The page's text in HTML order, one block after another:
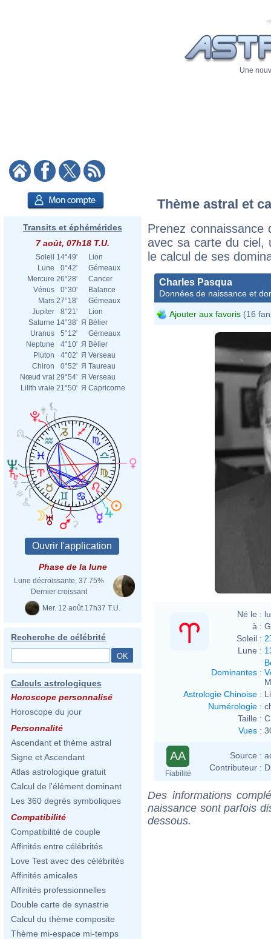
Une
Transits et éphémérides
7 août, 07h18 T.U.
Soleil 14°49'
Lion
Lune
0°42'
Gémeaux
Mercure 26°28'
Cancer
Vénus
0°30'
Balance
Mars 27°18'
Gémeaux
Jupiter
8°21'
Lion
Saturne 14°38' Я Bélier
Uranus
5°12'
Gémeaux
Neptune
4°10' Я Bélier
Pluton
4°02' Я Verseau
Chiron
0°52' Я Taureau
Nœud vrai 29°54' Я Verseau
Lilith vraie 21°50' Я Capricorne
Phase de la lune
Lune décroissante, 37.75%
Dernier croissant
Mer. 12 août 17h37 T.U.
Recherche de célébrité
Calculs astrologiques
Horoscope personnalisé
Horoscope du jour
Personnalité
Ascendant et thème astral
Signe et Ascendant
Atlas astrologique gratuit
Calcul de l'élément dominant
Les 360 degrés symboliques
Compatibilité
Compatibilité de couple
Affinités entre célébrités
Love Test avec des célébrités
Affinités amicales
Affinités professionnelles
Double carte de synastrie
Calcul du thème composite
Thème mi-espace mi-temps
Thème astral et
Prenez
avec sa carte du ciel,
le calcul de ses
Charles Pasqua
Données de naissance et
Ajouter aux favoris (16
Né le :
à :
Soleil :
Lune :
Dominantes :
Astrologie Chinoise :
Numérologie :
Taille :
Vues :
AA
Fiabilité
Source :
Contributeur :
Des informations
naissance sont parfois
dessous.